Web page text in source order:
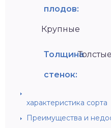
плодов:
Крупные
Толщина
стенок:
Толстые
характеристика сорта
Преимущества и